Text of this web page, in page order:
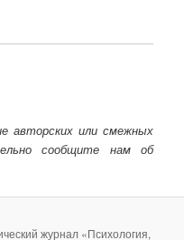
авторских или смежных
сообщите нам об
журнал «Психология,